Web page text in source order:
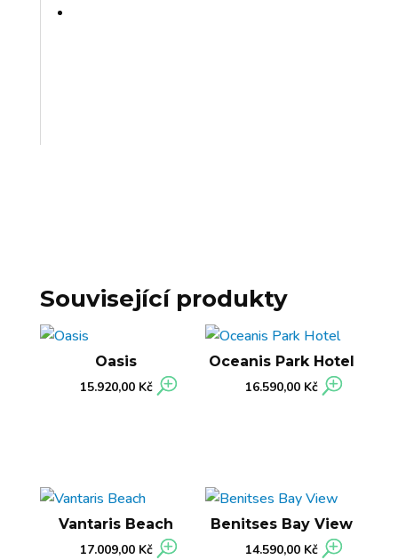
Související produkty
Oasis
15.920,00 Kč
Oceanis Park Hotel
16.590,00 Kč
Vantaris Beach
17.009,00 Kč
Benitses Bay View
14.590,00 Kč